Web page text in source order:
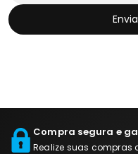
Compra segura e
Realize suas